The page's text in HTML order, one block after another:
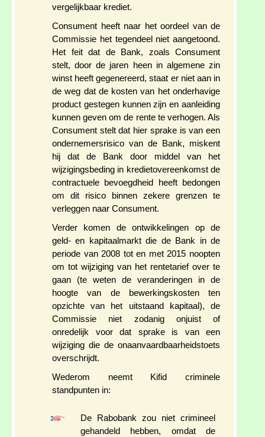
vergelijkbaar krediet.
Consument heeft naar het oordeel van de
Commissie het tegendeel niet aangetoond.
Het feit dat de Bank, zoals Consument
stelt, door de jaren heen in algemene zin
winst heeft gegenereerd, staat er niet aan in
de weg dat de kosten van het onderhavige
product gestegen kunnen zijn en aanleiding
kunnen geven om de rente te verhogen. Als
Consument stelt dat hier sprake is van een
ondernemersrisico van de Bank, miskent
hij dat de Bank door middel van het
wijzigingsbeding in kredietovereenkomst de
contractuele bevoegdheid heeft bedongen
om dit risico binnen zekere grenzen te
verleggen naar Consument.
Verder komen de ontwikkelingen op de
geld- en kapitaalmarkt die de Bank in de
periode van 2008 tot en met 2015 noopten
om tot wijziging van het rentetarief over te
gaan (te weten de veranderingen in de
hoogte van de bewerkingskosten ten
opzichte van het uitstaand kapitaal), de
Commissie niet zodanig onjuist of
onredelijk voor dat sprake is van een
wijziging die de onaanvaardbaarheidstoets
overschrijdt.
Wederom neemt Kifid criminele
standpunten in:
De Rabobank zou niet crimineel
gehandeld hebben, omdat de